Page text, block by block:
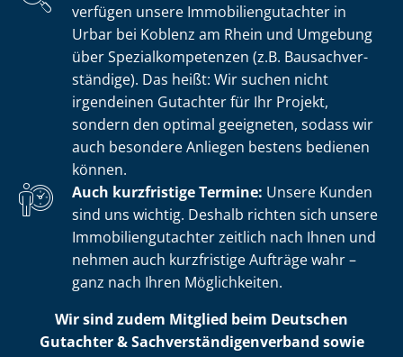
verfügen unsere Im­mo­bi­li­en­gut­ach­ter in
Urbar bei Koblenz am Rhein und Umgebung
über Spe­zi­al­kom­pe­ten­zen (z.B. Bau­sach­ver­
stän­di­ge). Das heißt: Wir suchen nicht
irgendeinen Gutachter für Ihr Projekt,
sondern den optimal geeigneten, sodass wir
auch besondere Anliegen bestens bedienen
können.
Auch kurzfristige Termine: Unsere Kunden
sind uns wichtig. Deshalb richten sich unsere
Im­mo­bi­li­en­gut­ach­ter zeitlich nach Ihnen und
nehmen auch kurzfristige Aufträge wahr –
ganz nach Ihren Möglichkeiten.
Wir sind zudem Mitglied beim Deutschen
Gutachter & Sach­ver­stän­di­gen­ver­band sowie